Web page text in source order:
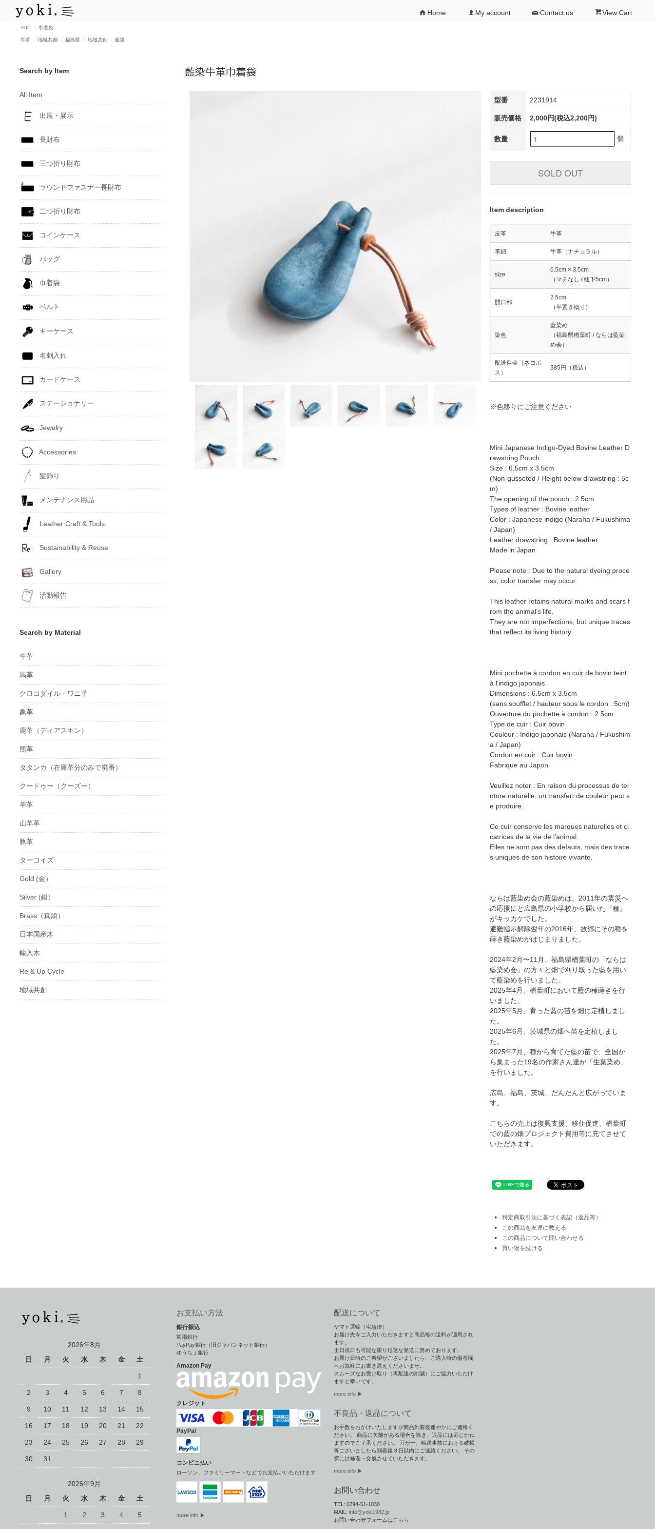
Home My account Contact us View Cart
TOP 巾着袋
牛革 地域共創 福島県 地域共創 藍染
藍染牛革巾着袋
型番 2231914
販売価格 2,000円(税込2,200円)
数量 個
SOLD OUT
Item description
皮革 牛革
革紐 牛革（ナチュラル）
size
6.5cm × 3.5cm
（マチなし / 紐下5cm）
開口部
2.5cm
（平置き概寸）
染色
藍染め
（福島県楢葉町 / ならは藍染
め会）
配送料金（ネコポ
ス）
385円（税込）
※色移りにご注意ください
Mini Japanese Indigo-Dyed Bovine Leather D
rawstring Pouch
Size : 6.5cm x 3.5cm
(Non-gusseted / Height below drawstring : 5c
m)
The opening of the pouch : 2.5cm
Types of leather : Bovine leather
Color : Japanese indigo (Naraha / Fukushima
/ Japan)
Leather drawstring : Bovine leather
Made in Japan
Please note : Due to the natural dyeing proce
ss, color transfer may occur.
This leather retains natural marks and scars f
rom the animal’s life.
They are not imperfections, but unique traces
that reflect its living history.
Mini pochette à cordon en cuir de bovin teint
à l'indigo japonais
Dimensions : 6.5cm x 3.5cm
(sans soufflet / hauteur sous le cordon : 5cm)
Ouverture du pochette à cordon : 2.5cm
Type de cuir : Cuir bovin
Couleur : Indigo japonais (Naraha / Fukushim
a / Japan)
Cordon en cuir : Cuir bovin
Fabrique au Japon
Veuillez noter : En raison du processus de tei
nture naturelle, un transfert de couleur peut s
e produire.
Ce cuir conserve les marques naturelles et ci
catrices de la vie de l’animal.
Elles ne sont pas des defauts, mais des trace
s uniques de son histoire vivante.
ならは藍染め会の藍染めは、2011年の震災へ
の応援にと広島県の小学校から届いた『種』
がキッカケでした。
避難指示解除翌年の2016年、故郷にその種を
蒔き藍染めがはじまりました。
2024年2月〜11月、福島県楢葉町の「ならは
藍染め会」の方々と畑で刈り取った藍を用い
て藍染めを行いました。
2025年4月、楢葉町において藍の種蒔きを行
いました。
2025年5月、育った藍の苗を畑に定植しまし
た。
2025年6月、茨城県の畑へ苗を定植しまし
た。
2025年7月、種から育てた藍の苗で、全国か
ら集まった19名の作家さん達が「生葉染め」
を行いました。
広島、福島、茨城、だんだんと広がっていま
す。
こちらの売上は復興支援、移住促進、楢葉町
での藍の畑プロジェクト費用等に充てさせて
いただきます。
特定商取引法に基づく表記（返品等）
この商品を友達に教える
この商品について問い合わせる
買い物を続ける
Search by Item
All Item
出展・展示
長財布
三つ折り財布
ラウンドファスナー長財布
二つ折り財布
コインケース
バッグ
巾着袋
ベルト
キーケース
名刺入れ
カードケース
ステーショナリー
Jewelry
Accessories
髪飾り
メンテナンス用品
Leather Craft & Tools.
Sustainability & Reuse
Gallery
活動報告
Search by Material
牛革
馬革
クロコダイル・ワニ革
象革
鹿革（ディアスキン）
熊革
タタンカ（在庫革分のみで廃番）
クードゥー（クーズー）
羊革
山羊革
豚革
ターコイズ
Gold (金）
Silver (銀）
Brass（真鍮）
日本国産木
輸入木
Re & Up Cycle
地域共創
2026年8月
日
月 火 水 木 金 土
1
2 3 4 5 6 7 8
9 10 11 12 13 14 15
16 17 18 19 20 21 22
23 24 25 26 27 28 29
30 31
2026年9月
日
月 火 水 木 金 土
1 2 3 4 5
お支払い方法
銀行振込
常陽銀行
PayPay銀行（旧ジャパンネット銀行）
ゆうちょ銀行
Amazon Pay
クレジット
PayPal
コンビニ払い
ローソン、ファミリーマートなどでお支払いいただけます
more info ▶
配送について
ヤマト運輸（宅急便）
お届け先をご入力いただきますと商品毎の送料が適用され
ます。
土日祝日も可能な限り迅速な発送に努めております。
お届け日時のご希望がございましたら、ご購入時の備考欄
へお気軽にお書き添えくださいませ。
スムーズなお受け取り（再配達の削減）にご協力いただけ
ますと幸いです。
more info ▶︎
不良品・返品について
お手数をおかけいたしますが商品到着後速やかにご連絡く
ださい。 商品に欠陥がある場合を除き、返品には応じかね
ますのでご了承ください。 万が一、輸送事故における破損
等ございましたら到着後３日以内にご連絡ください。 その
際には修理・交換させていただきます。
more info ▶
お問い合わせ
TEL: 0294-51-1030
MAIL: info@yoki1982.jp
お問い合わせフォームは こちら